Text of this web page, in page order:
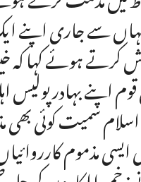
سے جاری اپنے
کرتے ہوئے کہا
اپنے بہادر
اسلام سمیت
مذموم